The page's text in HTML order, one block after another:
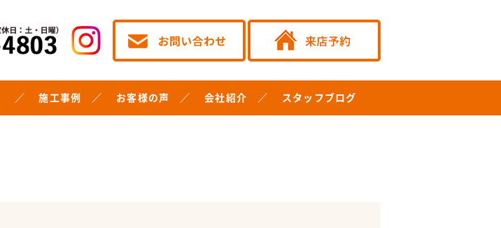
施工事例 お客様の声 会社紹介 スタッフブログ